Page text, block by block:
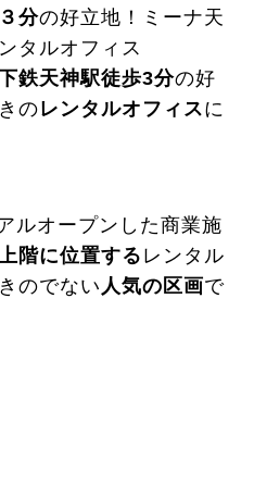
分の好立地！ミーナ天
タルオフィス
鉄天神駅徒歩3分の好
のレンタルオフィスに
ルオープンした商業施
階に位置する レンタル
のでない 人気の区画で